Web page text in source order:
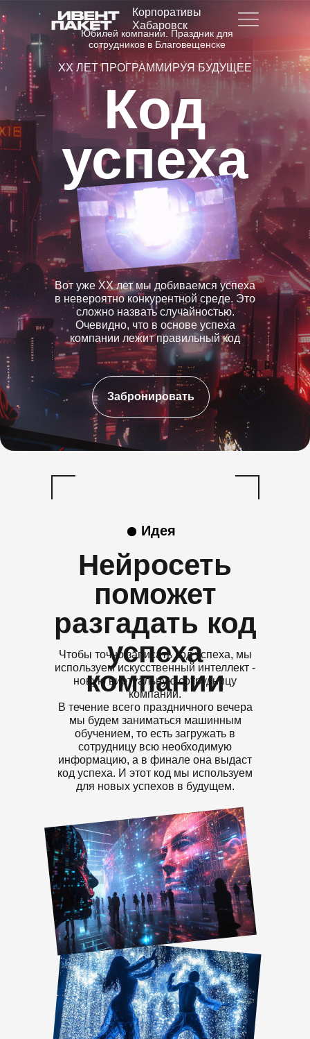
Корпоративы
Хабаровск
Вот уже XX лет мы добиваемся успеха
в невероятно конкурентной среде. Это
сложно назвать случайностью.
Очевидно, что в основе успеха
компании лежит правильный код
Код
успеха
Забронировать
XX ЛЕТ ПРОГРАММИРУЯ БУДУЩЕЕ
Юбилей компании. Праздник для
сотрудников в Благовещенске
Нейросеть
поможет
разгадать код
успеха
компании
Чтобы точно записать код успеха, мы
используем искусственный интеллект -
новую виртуальную сотрудницу
компании.
В течение всего праздничного вечера
мы будем заниматься машинным
обучением, то есть загружать в
сотрудницу всю необходимую
информацию, а в финале она выдаст
код успеха. И этот код мы используем
для новых успехов в будущем.
Идея